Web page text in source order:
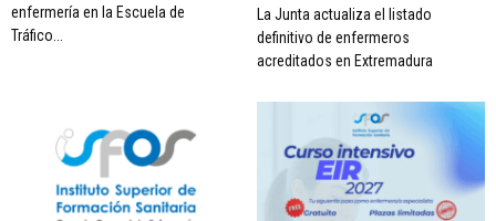
enfermería en la Escuela de
Tráfico...
La Junta actualiza el listado
definitivo de enfermeros
acreditados en Extremadura